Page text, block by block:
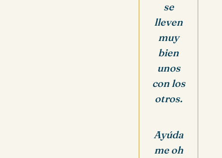
se
lleven
muy
bien
unos
con los
otros.
Ayúda
me oh